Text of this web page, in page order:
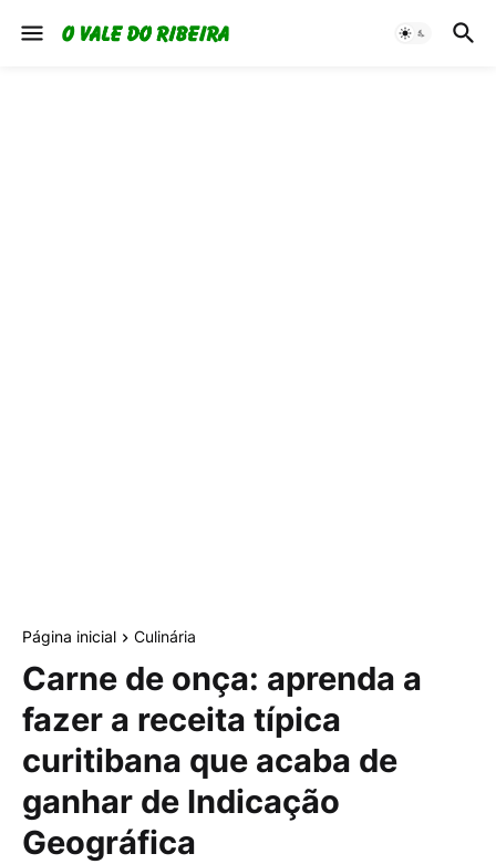
Página inicial Culinária
Carne de onça: aprenda a
fazer a receita típica
curitibana que acaba de
ganhar de Indicação
Geográfica